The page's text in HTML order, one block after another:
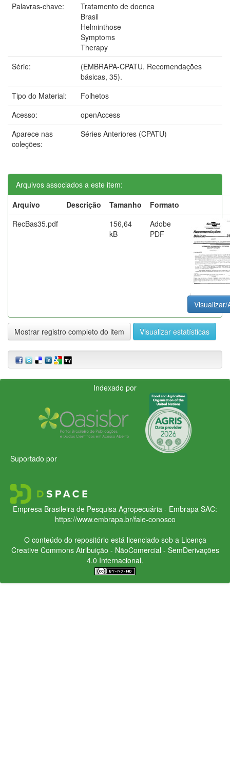
Palavras-chave:
Tratamento de doenca
Brasil
Helminthose
Symptoms
Therapy
Série:
(EMBRAPA-CPATU. Recomendações
básicas, 35).
Tipo do Material:
Folhetos
Acesso:
openAccess
Aparece nas
coleções:
Séries Anteriores (CPATU)
Arquivos associados a este item:
Arquivo
Descrição Tamanho
Formato
RecBas35.pdf
156,64
kB
Adobe
PDF
Visualizar/
Mostrar registro completo do item Visualizar estatísticas
Indexado por
Suportado por
Empresa Brasileira de Pesquisa Agropecuária - Embrapa SAC:
https://www.embrapa.br/fale-conosco
O conteúdo do repositório está licenciado sob a Licença
Creative CommonsAtribuição - NãoComercial - SemDerivações
4.0 Internacional.